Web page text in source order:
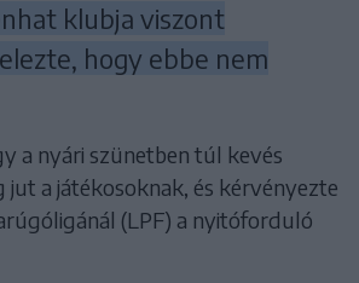
klubja viszont
hogy ebbe nem
a nyári szünetben túl kevés
jut a játékosoknak, és kérvényezte
(LPF) a nyitóforduló